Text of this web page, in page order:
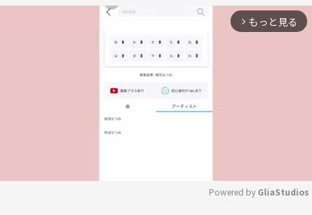
arrow_forward_ios もっと見る
Powered by GliaStudios